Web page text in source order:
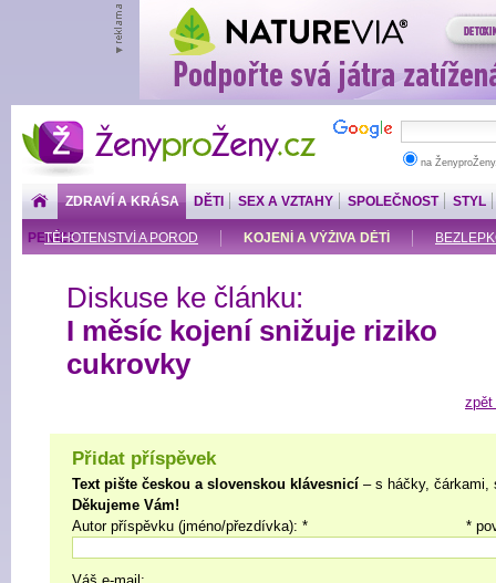
ŽenyproŽeny.cz
na
ZDRAVÍ A KRÁSA
TĚHOTENSTVÍ A POROD KOJENÍ A VÝŽIVA DĚTÍ
DĚTI SEX A VZTAHY SPOLEČNOST STYL
PENÍZE
Diskuse ke článku:
I měsíc kojení snižuje riziko
cukrovky
zpět
Přidat příspěvek
Text pište českou a slovenskou klávesnicí – s háčky, čárkami,
Děkujeme Vám!
*
Autor příspěvku (jméno/přezdívka): *